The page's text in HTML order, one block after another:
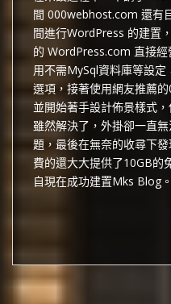
間 000webhost.com 還有
間進行WordPress 的建置
的 WordPress.com 直接
用不需MySql資料庫等設
選項，接著使用網友推薦
並開始著手設計佈景樣式
雖然解決了，外掛卻一直
題，最後在無奈的收尋下
費的還大大提供了10GB的
自現在成功建置Mks Blog。